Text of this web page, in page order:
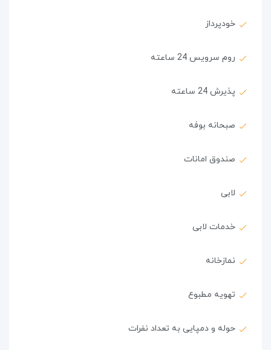
خودپرداز
روم سرویس 24 ساعته
پذیرش 24 ساعته
صبحانه بوفه
صندوق امانات
لابی
خدمات لابی
نمازخانه
تهویه مطبوع
حوله و دمپایی به تعداد نفرات